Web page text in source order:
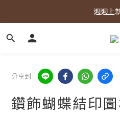
春夏新品
週週上
春夏新品
分享到
鑽飾蝴蝶結印